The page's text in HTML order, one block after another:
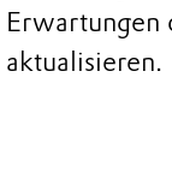
Erwartungen
aktualisieren.